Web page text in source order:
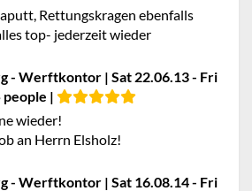
Rettungskragen ebenfalls
top- jederzeit wieder
- Werftkontor | Sat 22.06.13 - Fri
people |
wieder!
an Herrn Elsholz!
- Werftkontor | Sat 16.08.14 - Fri